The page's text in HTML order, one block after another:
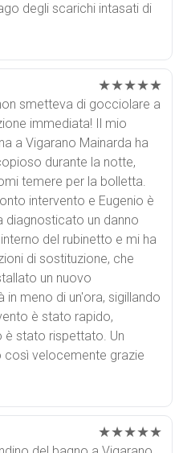
degli scarichi intasati di
★★★★★
smetteva di gocciolare a
immediata! Il mio
a Vigarano Mainarda ha
durante la notte,
temere per la bolletta.
intervento e Eugenio è
diagnosticato un danno
del rubinetto e mi ha
di sostituzione, che
un nuovo
meno di un'ora, sigillando
è stato rapido,
è stato rispettato. Un
velocemente grazie
★★★★★